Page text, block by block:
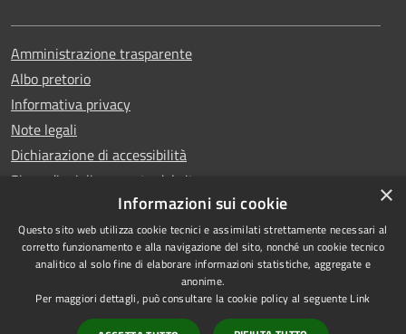
Amministrazione trasparente
Albo pretorio
Informativa privacy
Note legali
Dichiarazione di accessibilità
Piano di miglioramento del sito
RSS
Accessibilità
Copyright © 2026 • Comune di
Qualiano • Powered by
Municipium•Accesso
×
Informazioni sui cookie
Questo sito web utilizza cookie tecnici e assimilati strettamente necessari al
corretto funzionamento e alla navigazione del sito, nonché un cookie tecnico
analitico al solo fine di elaborare informazioni statistiche, aggregate e
anonime.
Per maggiori dettagli, può consultare la cookie policy al seguente Link